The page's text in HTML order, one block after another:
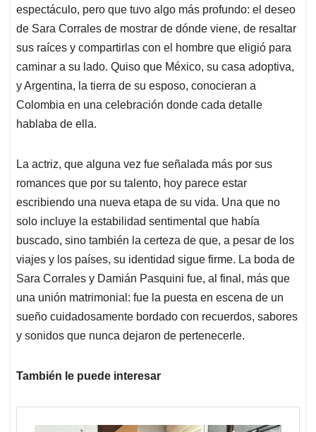
espectáculo, pero que tuvo algo más profundo: el deseo
de Sara Corrales de mostrar de dónde viene, de resaltar
sus raíces y compartirlas con el hombre que eligió para
caminar a su lado. Quiso que México, su casa adoptiva,
y Argentina, la tierra de su esposo, conocieran a
Colombia en una celebración donde cada detalle
hablaba de ella.
La actriz, que alguna vez fue señalada más por sus
romances que por su talento, hoy parece estar
escribiendo una nueva etapa de su vida. Una que no
solo incluye la estabilidad sentimental que había
buscado, sino también la certeza de que, a pesar de los
viajes y los países, su identidad sigue firme. La boda de
Sara Corrales y Damián Pasquini fue, al final, más que
una unión matrimonial: fue la puesta en escena de un
sueño cuidadosamente bordado con recuerdos, sabores
y sonidos que nunca dejaron de pertenecerle.
También le puede interesar